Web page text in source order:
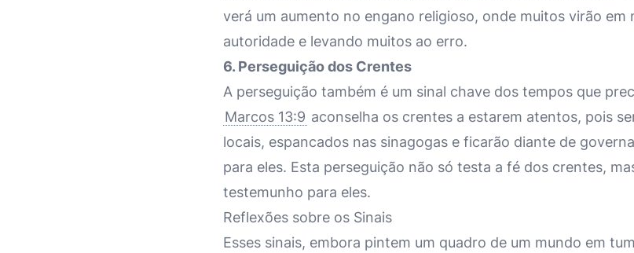
verá um aumento no engano religioso, onde muitos virão em
autoridade e levando muitos ao erro.
6. Perseguição dos Crentes
A perseguição também é um sinal chave dos tempos que
Marcos 13:9 aconselha os crentes a estarem atentos, pois
locais, espancados nas sinagogas e ficarão diante de
para eles. Esta perseguição não só testa a fé dos crentes,
testemunho para eles.
Reflexões sobre os Sinais
Esses sinais, embora pintem um quadro de um mundo em